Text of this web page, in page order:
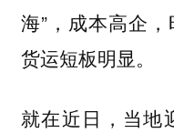
海”，成本高企
货运短板明显。
就在近日，当地